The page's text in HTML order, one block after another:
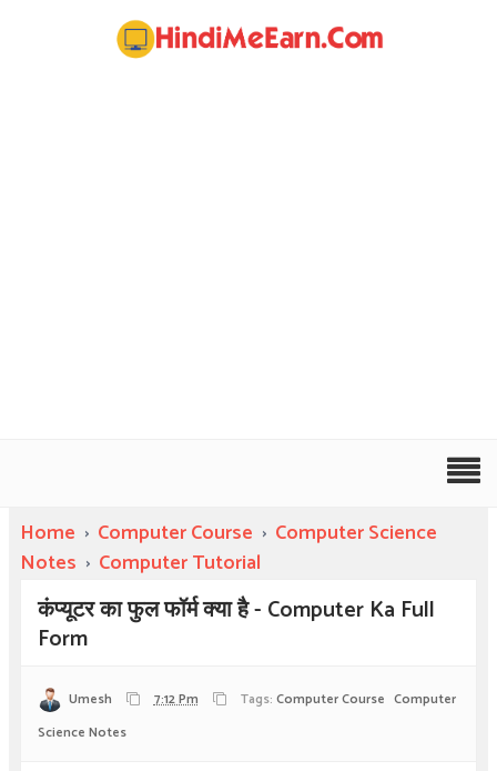
Home › Computer Course › Computer Science
Notes › Computer Tutorial
कंप्यूटर का फुल फॉर्म क्या है - Computer Ka Full
Form
Umesh 7:12 Pm Tags: Computer Course Computer
Science Notes